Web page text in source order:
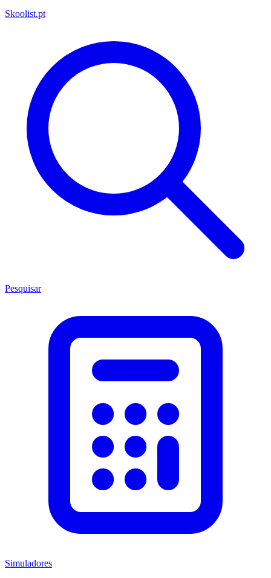
Skoolist.pt
Pesquisar
Simuladores